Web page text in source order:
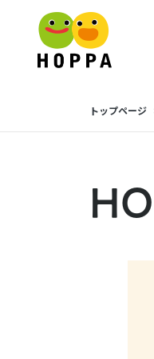
トップページ